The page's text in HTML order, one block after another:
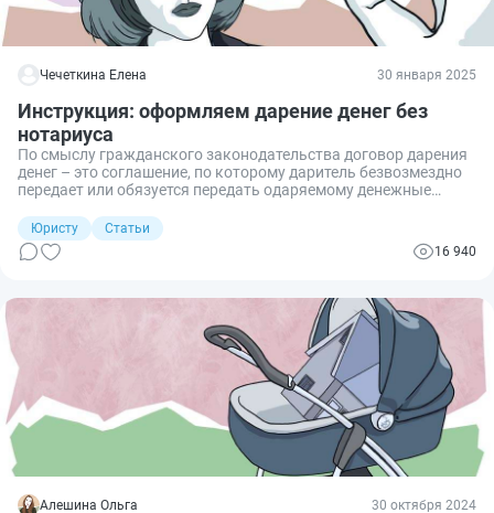
Чечеткина Елена 30 января 2025
Инструкция: оформляем дарение денег без
нотариуса
По смыслу гражданского законодательства договор дарения
денег – это соглашение, по которому даритель безвозмездно
передает или обязуется передать одаряемому денежные
ли обращаться к нотариусу.
Юристу
Статьи
16 940
Алешина Ольга 30 октября 2024